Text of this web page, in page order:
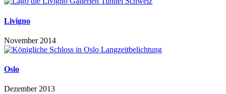
Livigno
November 2014
Oslo
Dezember 2013